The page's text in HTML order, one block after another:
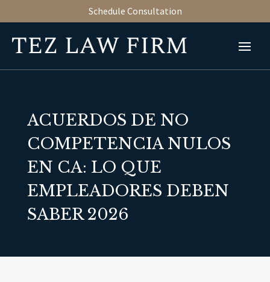
Schedule Consultation
ACUERDOS DE NO
COMPETENCIA NULOS
EN CA: LO QUE
EMPLEADORES DEBEN
SABER 2026